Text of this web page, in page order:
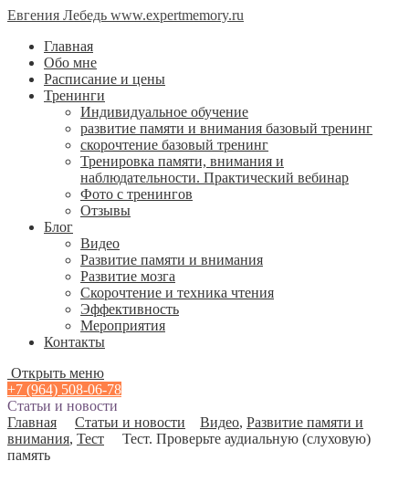
Евгения Лебедь www.expertmemory.ru
Главная
Обо мне
Расписание и цены
Тренинги
Индивидуальное обучение
развитие памяти и внимания базовый тренинг
скорочтение базовый тренинг
Тренировка памяти, внимания и
наблюдательности. Практический вебинар
Фото с тренингов
Отзывы
Блог
Видео
Развитие памяти и внимания
Развитие мозга
Скорочтение и техника чтения
Эффективность
Мероприятия
Контакты
Открыть меню
+7 (964) 508-06-78
Статьи и новости
Главная
Статьи и новости Видео, Развитие памяти и
внимания, Тест
Тест. Проверьте аудиальную (слуховую)
память